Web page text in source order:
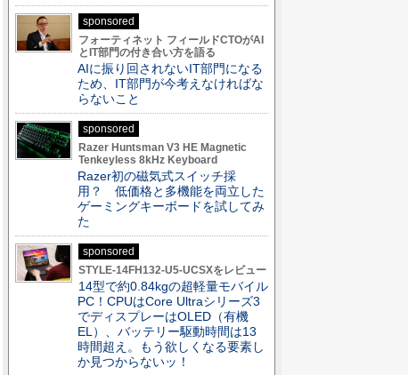
sponsored
フォーティネット フィールドCTOがAI
とIT部門の付き合い方を語る
AIに振り回されないIT部門になる
ため、IT部門が今考えなければな
らないこと
sponsored
Razer Huntsman V3 HE Magnetic
Tenkeyless 8kHz Keyboard
Razer初の磁気式スイッチ採
用？ 低価格と多機能を両立した
ゲーミングキーボードを試してみ
た
sponsored
STYLE-14FH132-U5-UCSXをレビュー
14型で約0.84kgの超軽量モバイル
PC！CPUはCore Ultraシリーズ3
でディスプレーはOLED（有機
EL）、バッテリー駆動時間は13
時間超え。もう欲しくなる要素し
か見つからないッ！